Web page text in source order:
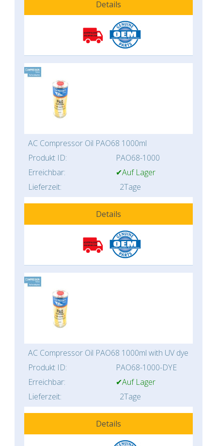
Details
AC Compressor Oil PAO68 1000ml
Produkt ID:
PAO68-1000
Erreichbar:
✔Auf Lager
Lieferzeit:
2Tage
Details
AC Compressor Oil PAO68 1000ml with UV dye
Produkt ID:
PAO68-1000-DYE
Erreichbar:
✔Auf Lager
Lieferzeit:
2Tage
Details